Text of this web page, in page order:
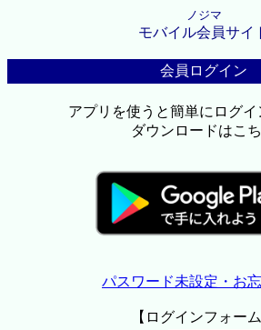
ノジマ
モバイル会員サイ
会員ログイン
アプリを使うと簡単にログ
ダウンロードはこ
パスワード未設定・お
【ログインフォーム